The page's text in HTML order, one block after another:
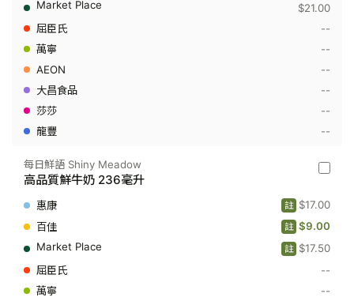
Nestle
脂
牛
946
毫
$21.00
--
--
--
--
--
--
每
鮮
語
Shiny
-
品
每日鮮語 Shiny Meadow
高品質鮮牛奶 236毫升
$17.00
註
$9.00
註
$17.50
註
--
--